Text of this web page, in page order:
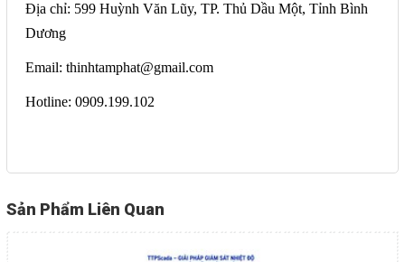
Địa chỉ: 599 Huỳnh Văn Lũy, TP. Thủ Dầu Một, Tỉnh Bình
Dương
Email: thinhtamphat@gmail.com
Hotline: 0909.199.102
Sản Phẩm Liên Quan